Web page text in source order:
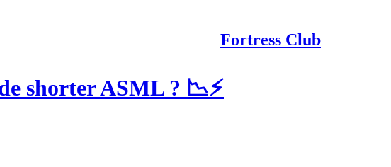
Fortress Club
shorter ASML ? 📉⚡️